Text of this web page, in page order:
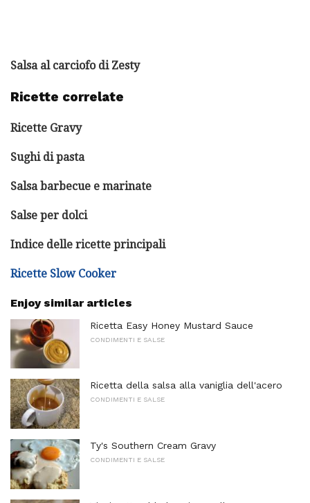
Salsa al carciofo di Zesty
Ricette correlate
Ricette Gravy
Sughi di pasta
Salsa barbecue e marinate
Salse per dolci
Indice delle ricette principali
Ricette Slow Cooker
Enjoy similar articles
Ricetta Easy Honey Mustard Sauce
CONDIMENTI E SALSE
Ricetta della salsa alla vaniglia dell'acero
CONDIMENTI E SALSE
Ty's Southern Cream Gravy
CONDIMENTI E SALSE